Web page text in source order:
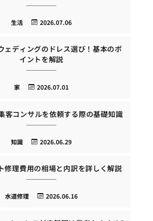
2026.07.06
生活
ェディングのドレス選び！基本のポ
イントを解説
2026.07.01
家
客コンサルを依頼する際の基礎知識
2026.06.29
知識
修理費用の相場と内訳を詳しく解説
2026.06.16
水道修理